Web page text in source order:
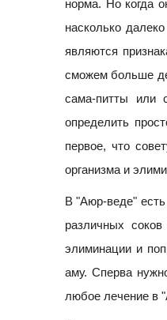
норма. Но когда
насколько
являются
сможем больше
сама-питты или
определить
первое, что
организма и
В "Аюр-веде"
различных
элиминации и
аму. Сперва
любое лечение в